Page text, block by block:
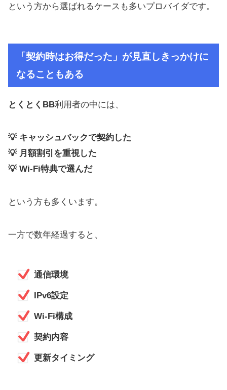
という方から選ばれるケースも多いプロバイダです。
「契約時はお得だった」が見直しきっかけに
なることもある
とくとくBB利用者の中には、
💡 キャッシュバックで契約した
💡 月額割引を重視した
💡 Wi-Fi特典で選んだ
という方も多くいます。
一方で数年経過すると、
通信環境
IPv6設定
Wi-Fi構成
契約内容
更新タイミング